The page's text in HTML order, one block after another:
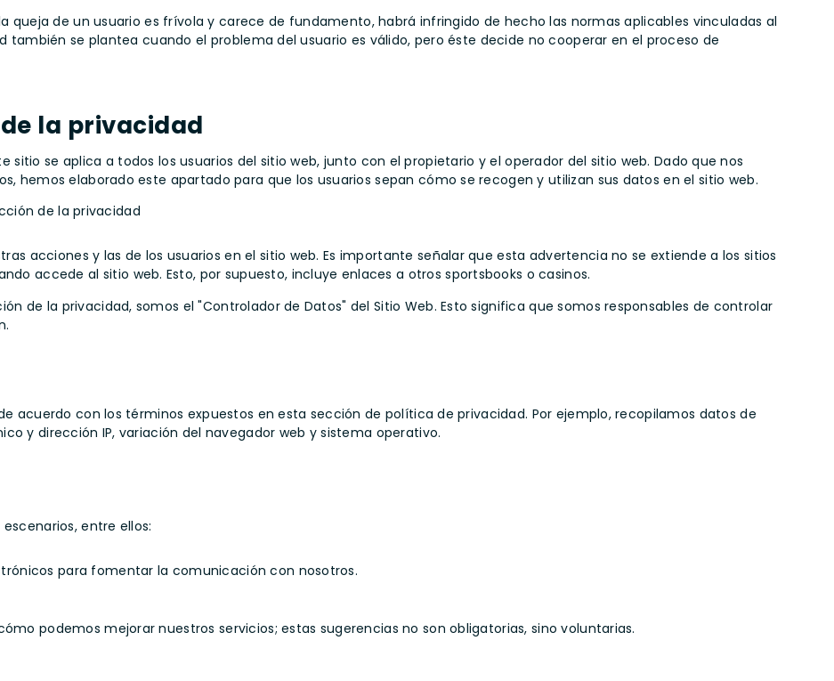
queja de un usuario es frívola y carece de fundamento, habrá infringido de hecho las normas aplicables vinculadas al
también se plantea cuando el problema del usuario es válido, pero éste decide no cooperar en el proceso de
la privacidad
sitio se aplica a todos los usuarios del sitio web, junto con el propietario y el operador del sitio web. Dado que nos
hemos elaborado este apartado para que los usuarios sepan cómo se recogen y utilizan sus datos en el sitio web.
de la privacidad
acciones y las de los usuarios en el sitio web. Es importante señalar que esta advertencia no se extiende a los sitios
accede al sitio web. Esto, por supuesto, incluye enlaces a otros sportsbooks o casinos.
de la privacidad, somos el "Controlador de Datos" del Sitio Web. Esto significa que somos responsables de controlar
acuerdo con los términos expuestos en esta sección de política de privacidad. Por ejemplo, recopilamos datos de
y dirección IP, variación del navegador web y sistema operativo.
entre ellos:
para fomentar la comunicación con nosotros.
podemos mejorar nuestros servicios; estas sugerencias no son obligatorias, sino voluntarias.